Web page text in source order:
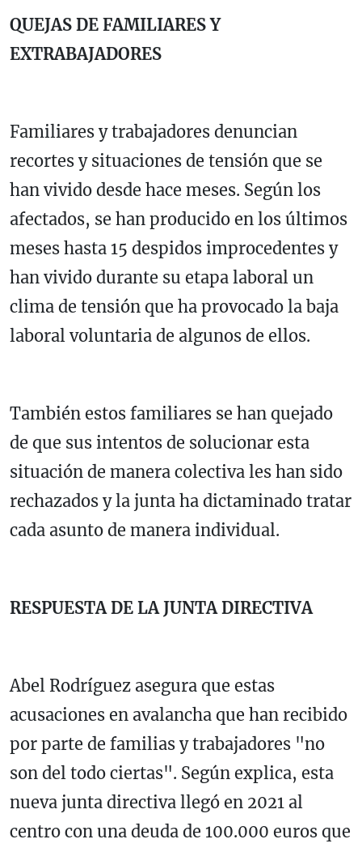
QUEJAS DE FAMILIARES Y
EXTRABAJADORES
Familiares y trabajadores denuncian
recortes y situaciones de tensión que se
han vivido desde hace meses. Según los
afectados, se han producido en los últimos
meses hasta 15 despidos improcedentes y
han vivido durante su etapa laboral un
clima de tensión que ha provocado la baja
laboral voluntaria de algunos de ellos.
También estos familiares se han quejado
de que sus intentos de solucionar esta
situación de manera colectiva les han sido
rechazados y la junta ha dictaminado tratar
cada asunto de manera individual.
RESPUESTA DE LA JUNTA DIRECTIVA
Abel Rodríguez asegura que estas
acusaciones en avalancha que han recibido
por parte de familias y trabajadores "no
son del todo ciertas". Según explica, esta
nueva junta directiva llegó en 2021 al
centro con una deuda de 100.000 euros que